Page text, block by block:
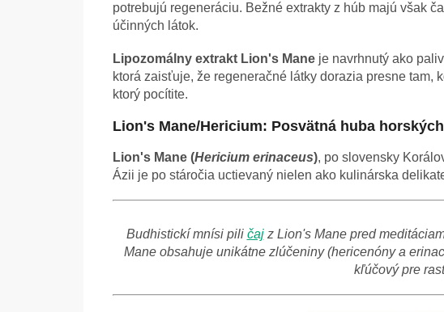
potrebujú regeneráciu. Bežné extrakty z húb majú však
účinných látok.
Lipozomálny extrakt Lion's Mane je navrhnutý ako
ktorá zaisťuje, že regeneračné látky dorazia presne
ktorý pocítite.
Lion's Mane/Hericium: Posvätná huba
Lion's Mane (Hericium erinaceus), po slovensky
Ázii je po stáročia uctievaný nielen ako kulinárska
Budhistickí mnísi pili čajz Lion's Mane pred
Mane obsahuje unikátne zlúčeniny (hericenóny a
kľúčový pre